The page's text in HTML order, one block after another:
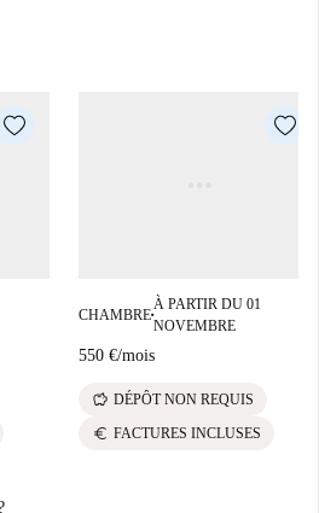
Pozzaghetto enrichissent l'offre
CHAMBRE■
À PARTIR DU 01
NOVEMBRE
550 €/mois
savings DÉPÔT NON REQUIS
euro FACTURES INCLUSES